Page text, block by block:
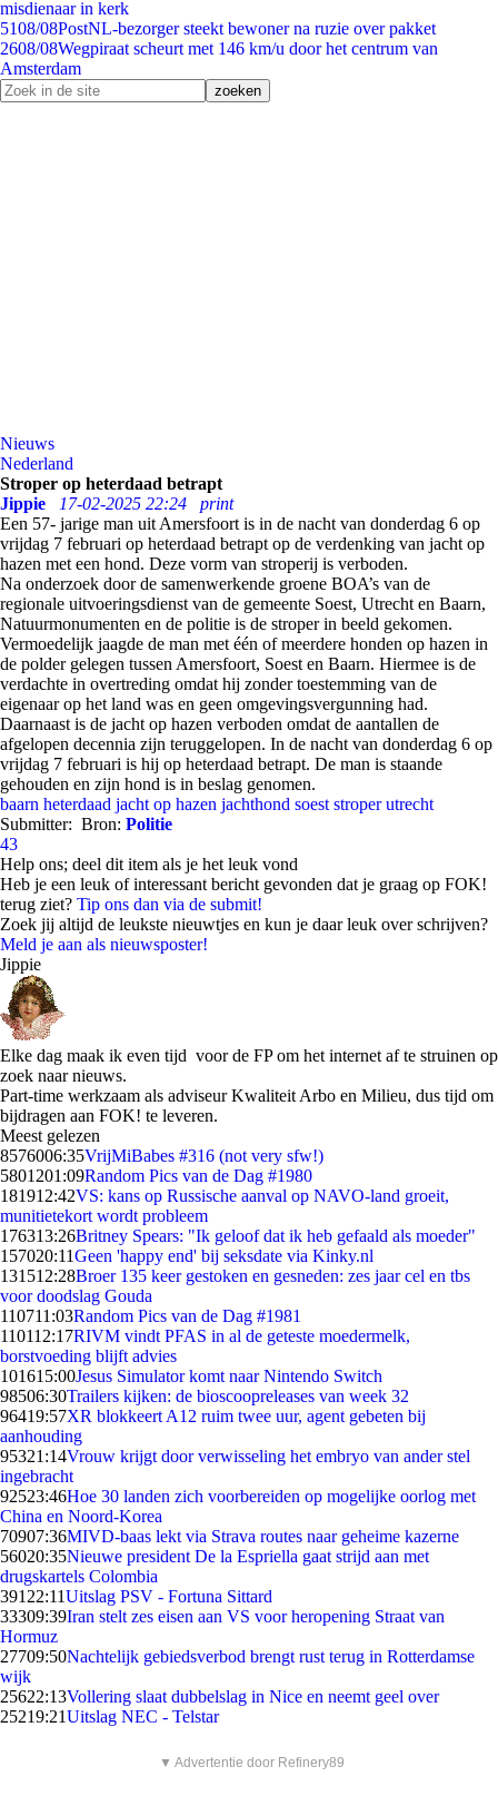
misdienaar in kerk
5108/08PostNL-bezorger steekt bewoner na ruzie over pakket
2608/08Wegpiraat scheurt met 146 km/u door het centrum van
Amsterdam
Nieuws
Nederland
Stroper op heterdaad betrapt
Jippie
17-02-2025 22:24
print
Een 57- jarige man uit Amersfoort is in de nacht van donderdag 6 op
vrijdag 7 februari op heterdaad betrapt op de verdenking van jacht op
hazen met een hond. Deze vorm van stroperij is verboden.
Na onderzoek door de samenwerkende groene BOA’s van de
regionale uitvoeringsdienst van de gemeente Soest, Utrecht en Baarn,
Natuurmonumenten en de politie is de stroper in beeld gekomen.
Vermoedelijk jaagde de man met één of meerdere honden op hazen in
de polder gelegen tussen Amersfoort, Soest en Baarn. Hiermee is de
verdachte in overtreding omdat hij zonder toestemming van de
eigenaar op het land was en geen omgevingsvergunning had.
Daarnaast is de jacht op hazen verboden omdat de aantallen de
afgelopen decennia zijn teruggelopen. In de nacht van donderdag 6 op
vrijdag 7 februari is hij op heterdaad betrapt. De man is staande
gehouden en zijn hond is in beslag genomen.
baarn heterdaad jacht op hazen jachthond soest stroper utrecht
Submitter: Bron: Politie
43
Help ons; deel dit item als je het leuk vond
Heb je een leuk of interessant bericht gevonden dat je graag op FOK!
terug ziet? Tip ons dan via de submit!
Zoek jij altijd de leukste nieuwtjes en kun je daar leuk over schrijven?
Meld je aan als nieuwsposter!
Jippie
Elke dag maak ik even tijd voor de FP om het internet af te struinen op
zoek naar nieuws.
Part-time werkzaam als adviseur Kwaliteit Arbo en Milieu, dus tijd om
bijdragen aan FOK! te leveren.
Meest gelezen
8576006:35VrijMiBabes #316 (not very sfw!)
5801201:09Random Pics van de Dag #1980
181912:42VS: kans op Russische aanval op NAVO-land groeit,
munitietekort wordt probleem
176313:26Britney Spears: "Ik geloof dat ik heb gefaald als moeder"
157020:11Geen 'happy end' bij seksdate via Kinky.nl
131512:28Broer 135 keer gestoken en gesneden: zes jaar cel en tbs
voor doodslag Gouda
110711:03Random Pics van de Dag #1981
110112:17RIVM vindt PFAS in al de geteste moedermelk,
borstvoeding blijft advies
101615:00Jesus Simulator komt naar Nintendo Switch
98506:30Trailers kijken: de bioscoopreleases van week 32
96419:57XR blokkeert A12 ruim twee uur, agent gebeten bij
aanhouding
95321:14Vrouw krijgt door verwisseling het embryo van ander stel
ingebracht
92523:46Hoe 30 landen zich voorbereiden op mogelijke oorlog met
China en Noord-Korea
70907:36MIVD-baas lekt via Strava routes naar geheime kazerne
56020:35Nieuwe president De la Espriella gaat strijd aan met
drugskartels Colombia
391 22:11Uitslag PSV - Fortuna Sittard
33309:39Iran stelt zes eisen aan VS voor heropening Straat van
Hormuz
27709:50Nachtelijk gebiedsverbod brengt rust terug in Rotterdamse
wijk
25622:13Vollering slaat dubbelslag in Nice en neemt geel over
25219:21Uitslag NEC - Telstar
▼ Advertentie door Refinery89